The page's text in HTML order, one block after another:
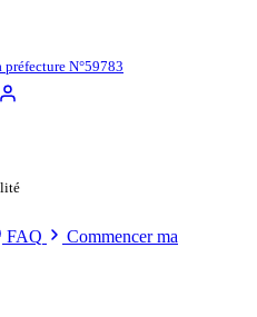
N°59783
FAQ
Commencer ma